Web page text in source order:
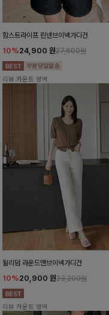
함스트라이프 린넨브이넥가디건
10%24,900 원27,600원
리뷰 카운트 영역
윌리덤 라운드앤브이넥가디건
10%20,900 원23,200원
리뷰 카운트 영역